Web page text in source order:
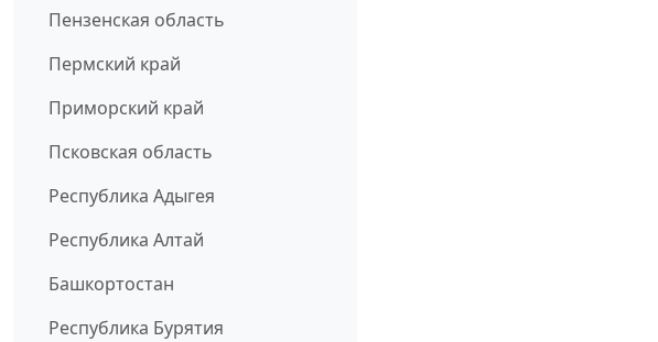
Пензенская область
Пермский край
Приморский край
Псковская область
Республика Адыгея
Республика Алтай
Башкортостан
Республика Бурятия